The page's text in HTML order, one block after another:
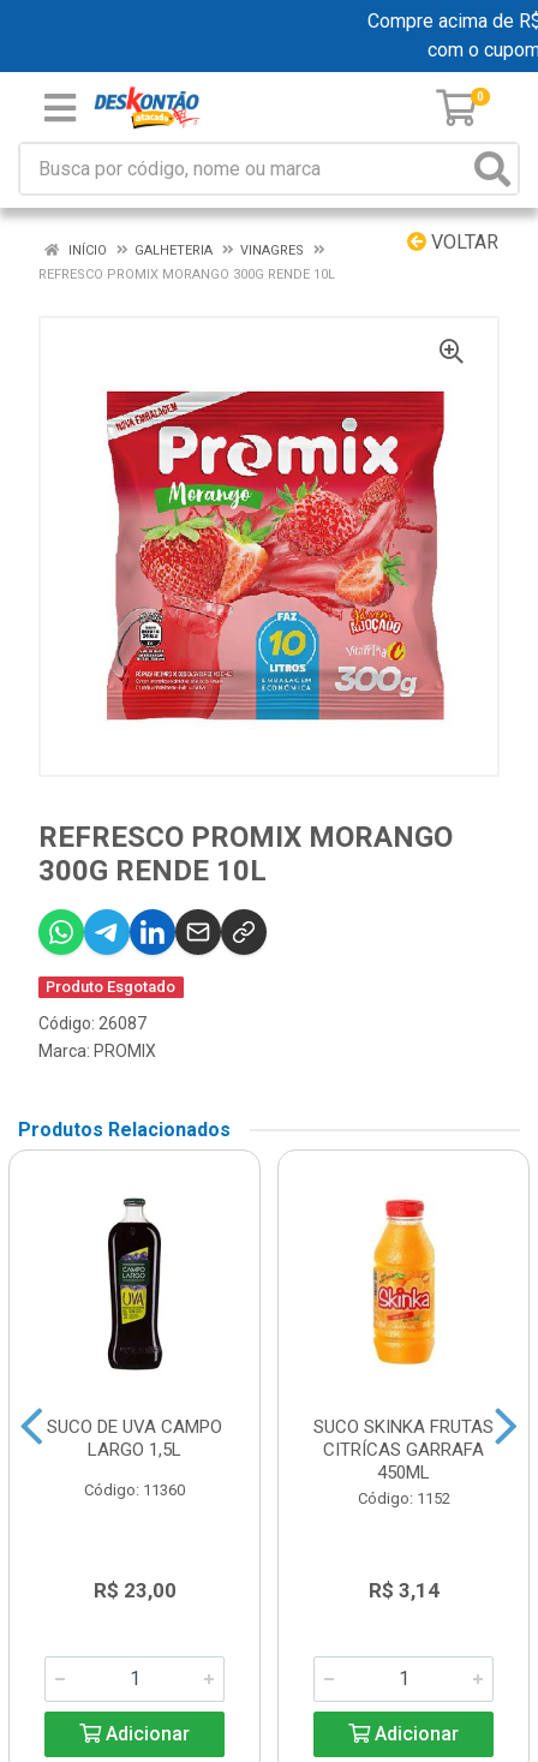
Compre acima de
com o
0
VOLTAR
INÍCIO GALHETERIA
VINAGRES
REFRESCO PROMIX MORANGO 300G RENDE 10L
REFRESCO PROMIX MORANGO
300G RENDE 10L
Produto Esgotado
Código: 26087
Marca: PROMIX
Produtos Relacionados
SUCO DE UVA CAMPO
LARGO 1,5L
Código: 11360
R$ 23,00
Adicionar
SUCO SKINKA FRUTAS
CITRÍCAS GARRAFA
450ML
Código: 1152
R$ 3,14
Adicionar